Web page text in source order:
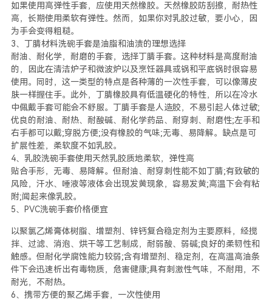
如果使用高弹性手套，应使用天然橡胶。天然橡胶防刮擦，耐热性
高，长期使用柔软有弹性。然而，如果你对乳胶过敏，要小心，因
为手会变得粗糙。
3、丁腈材料洗碗手套是油脂和油渍的理想选择
耐油、耐化学，耐磨的手套，选择丁腈手套。这种材料是高度耐油
的，因此在清洁炉子和微波炉以及烹饪器具或锅和平底锅时很容易
使用。同时，这一类型的特点是各种薄的一次性手套，可以像薄皮
肤一样握住手。此外，丁腈橡胶具有低温硬化的特性，所以在冷水
中佩戴手套可能会不舒服。丁腈手套是人造胶，不易引起人体过敏;
优良的耐油、耐热、耐酸碱、耐化学药品、耐穿刺、耐磨性;左手和
右手都可以戴;穿脱方便;没有橡胶的气味;无毒、易降解。缺点是可
扩展性差，柔软度不如乳胶。
4、乳胶洗碗手套使用天然乳胶质地柔软，弹性高
贴合手形，无毒、易降解。但耐油、耐穿刺性能不如丁腈;有致敏的
风险，汗水、唾液等液体会出现发黄现象，容易发黄;高温下会有粘
附;闻起来像乳胶。
5、PVC洗碗手套价格便宜
以聚氯乙烯膏体树脂、增塑剂、锌钙复合稳定剂为主要原料，经搅
拌、过滤、消泡、烘干等工艺制成，耐弱酸、弱碱;良好的柔韧性和
触感。但耐化学腐蚀能力较弱;含有增塑剂、稳定剂，在高温高油条
件下会迅速析出有毒物质，危害健康;具有刺激性气味，不耐用，不
耐光，不耐热。
6、携带方便的聚乙烯手套，一次性使用